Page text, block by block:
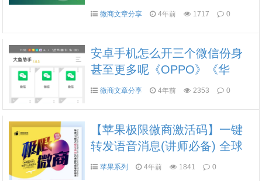
微商文章分享 4年前 1717 0
安卓手机怎么开三个微信份身
甚至更多呢《OPPO》《华
为》《小米》《VIVO》等等都
微商文章分享 4年前 2353 0
【苹果极限微商激活码】一键
转发语音消息(讲师必备) 全球
虚拟定位,支持发圈虚拟定位
苹果系列 4年前 1841 0